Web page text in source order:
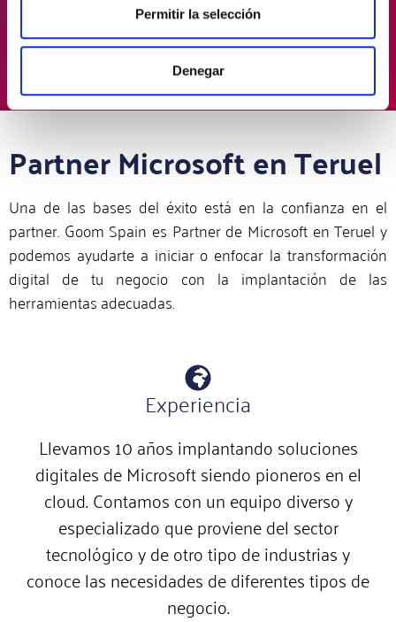
Permitir la selección
Denegar
recursos. Además, puedes controlar el estado de
los procesos en tiempo real y manejar el flujo
de entrada y salida de materias primas.
Partner Microsoft en Teruel
Una de las bases del éxito está en la confianza en el
partner. Goom Spain es Partner de Microsoft en Teruel y
podemos ayudarte a iniciar o enfocar la transformación
digital de tu negocio con la implantación de las
herramientas adecuadas.
Experiencia
Llevamos 10 años implantando soluciones
digitales de Microsoft siendo pioneros en el
cloud. Contamos con un equipo diverso y
especializado que proviene del sector
tecnológico y de otro tipo de industrias y
conoce las necesidades de diferentes tipos de
negocio.